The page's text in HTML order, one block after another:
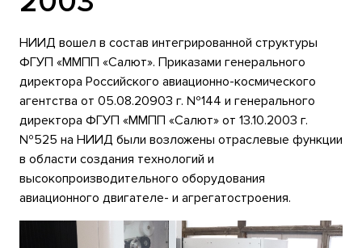
НИИД вошел в состав интегрированной структуры
ФГУП «ММПП «Салют». Приказами генерального
директора Российского авиационно-космического
агентства от 05.08.20903 г. №144 и генерального
директора ФГУП «ММПП «Салют» от 13.10.2003 г.
№525 на НИИД были возложены отраслевые функции
в области создания технологий и
высокопроизводительного оборудования
авиационного двигателе- и агрегатостроения.